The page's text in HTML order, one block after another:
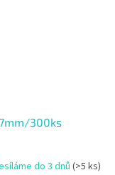
300ks
do 3 dnů(>5 ks)